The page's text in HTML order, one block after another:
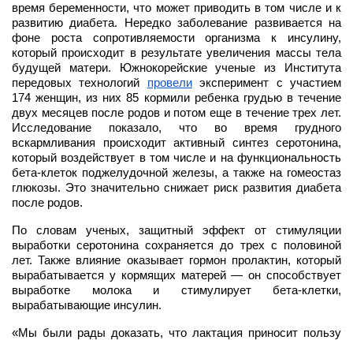
время беременности, что может приводить в том числе и к
развитию диабета. Нередко заболевание развивается на
фоне роста сопротивляемости организма к инсулину,
который происходит в результате увеличения массы тела
будущей матери. Южнокорейские ученые из Института
передовых технологий провели эксперимент с участием
174 женщин, из них 85 кормили ребенка грудью в течение
двух месяцев после родов и потом еще в течение трех лет.
Исследование показало, что во время грудного
вскармливания происходит активный синтез серотонина,
который воздействует в том числе и на функциональность
бета-клеток поджелудочной железы, а также на гомеостаз
глюкозы. Это значительно снижает риск развития диабета
после родов.
По словам ученых, защитный эффект от стимуляции
выработки серотонина сохраняется до трех с половиной
лет. Также влияние оказывает гормон пролактин, который
вырабатывается у кормящих матерей — он способствует
выработке молока и стимулирует бета-клетки,
вырабатывающие инсулин.
«Мы были рады доказать, что лактация приносит пользу